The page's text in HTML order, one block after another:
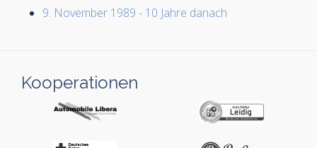
9. November 1989 - 10 Jahre danach
Kooperationen